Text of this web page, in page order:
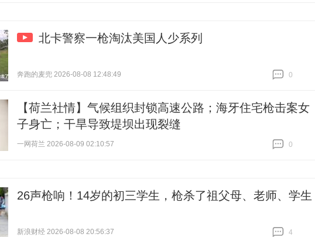
北卡警察一枪淘汰美国人少系列
奔跑的麦兜 2026-08-08 12:48:49
0
【荷兰社情】气候组织封锁高速公路；海牙住宅枪击案女
子身亡；干旱导致堤坝出现裂缝
一网荷兰 2026-08-09 02:10:57
0
26声枪响！14岁的初三学生，枪杀了祖父母、老师、学生
新浪财经 2026-08-08 20:56:37
4